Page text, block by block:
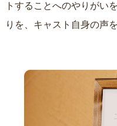
トすることへのやりがい
りを、キャスト自身の声